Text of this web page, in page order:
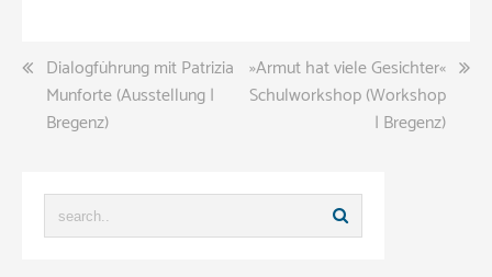
Beitragsnavigation
Dialogführung mit Patrizia
Munforte (Ausstellung |
Bregenz)
»Armut hat viele Gesichter«
Schulworkshop (Workshop
| Bregenz)